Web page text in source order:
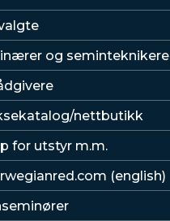
og seminteknikere
nettbutikk
for utstyr m.m.
(english)